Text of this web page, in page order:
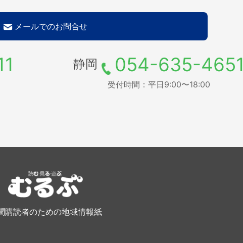
メールでのお問合せ
静岡 054-635-4651
受付時間：平日9:00〜18:00
購読者のための地域情報紙